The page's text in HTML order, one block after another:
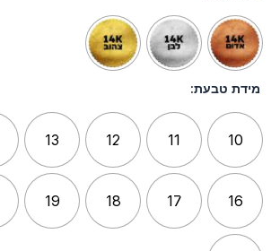
מידת טבעת:
10
11
12
13
16
17
18
19